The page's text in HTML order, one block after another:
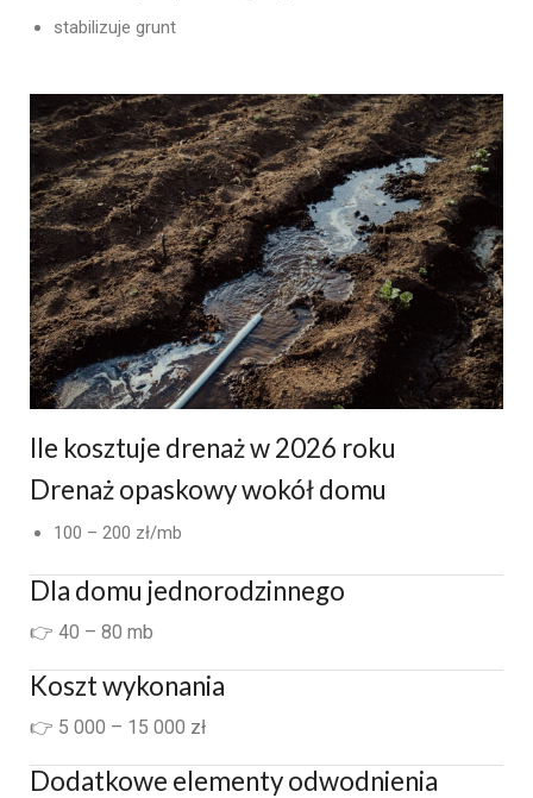
stabilizuje grunt
Ile kosztuje drenaż w 2026 roku
Drenaż opaskowy wokół domu
100 – 200 zł/mb
Dla domu jednorodzinnego
👉 40 – 80 mb
Koszt wykonania
👉 5 000 – 15 000 zł
Dodatkowe elementy odwodnienia